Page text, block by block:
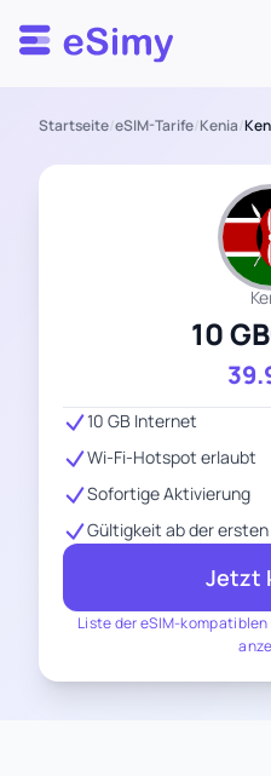
Esimy
Startseite/eSIM-Tarife/Kenia/
10 GB
Liste der eSIM-
10 GB Internet
Wi-Fi-Hotspot erlaubt
Sofortige Aktivierung
Gültigkeit ab der
Jetzt